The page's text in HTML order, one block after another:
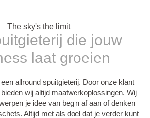
The sky's the limit
die jouw
laat groeien
allround spuitgieterij. Door onze klant
wij altijd maatwerkoplossingen. Wij
je idee van begin af aan of denken
Altijd met als doel dat je verder kunt